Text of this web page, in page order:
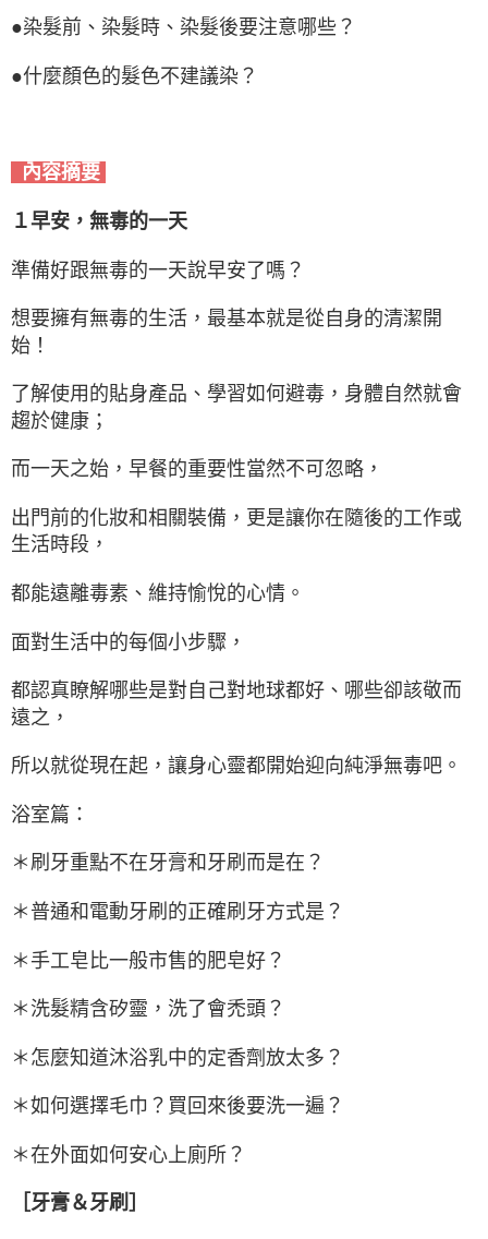
●染髮前、染髮時、染髮後要注意哪些？
●什麼顏色的髮色不建議染？
內容摘要
１早安，無毒的一天
準備好跟無毒的一天說早安了嗎？
想要擁有無毒的生活，最基本就是從自身的清潔開
始！
了解使用的貼身產品、學習如何避毒，身體自然就會
趨於健康；
而一天之始，早餐的重要性當然不可忽略，
出門前的化妝和相關裝備，更是讓你在隨後的工作或
生活時段，
都能遠離毒素、維持愉悅的心情。
面對生活中的每個小步驟，
都認真瞭解哪些是對自己對地球都好、哪些卻該敬而
遠之，
所以就從現在起，讓身心靈都開始迎向純淨無毒吧。
浴室篇：
＊刷牙重點不在牙膏和牙刷而是在？
＊普通和電動牙刷的正確刷牙方式是？
＊手工皂比一般市售的肥皂好？
＊洗髮精含矽靈，洗了會禿頭？
＊怎麼知道沐浴乳中的定香劑放太多？
＊如何選擇毛巾？買回來後要洗一遍？
＊在外面如何安心上廁所？
［牙膏＆牙刷］